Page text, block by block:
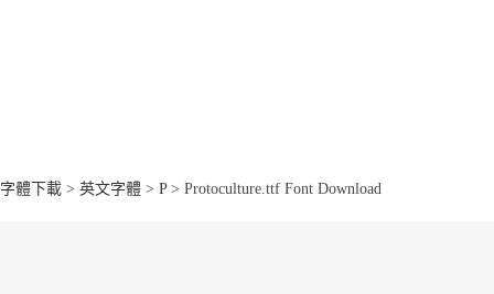
字體下載 > 英文字體 > P> Protoculture.ttf Font Download